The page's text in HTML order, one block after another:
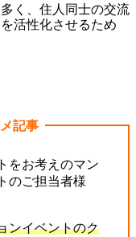
く、住人同士の交流
活性化させるため
記事
をお考えのマン
のご担当者様
ンイベントのク